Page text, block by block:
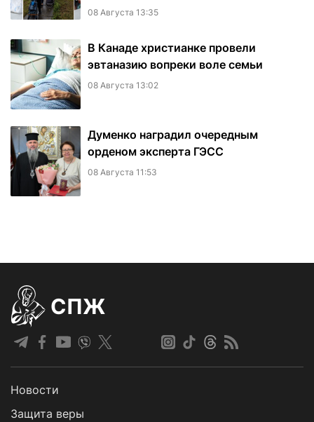
08 Августа 13:35
В Канаде христианке провели
эвтаназию вопреки воле семьи
08 Августа 13:02
Думенко наградил очередным
орденом эксперта ГЭСС
08 Августа 11:53
СПЖ
Новости
Защита веры